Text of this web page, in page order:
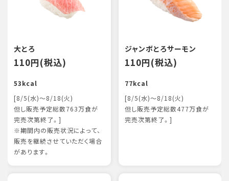
大とろ
110円(税込)
53kcal
[8/5(水)～8/18(火)
但し販売予定総数763万食が
完売次第終了。]
※期間内の販売状況によって、
販売を継続させていただく場合
があります。
ジャンボとろサーモン
110円(税込)
77kcal
[8/5(水)～8/18(火)
但し販売予定総数477万食が
完売次第終了。]